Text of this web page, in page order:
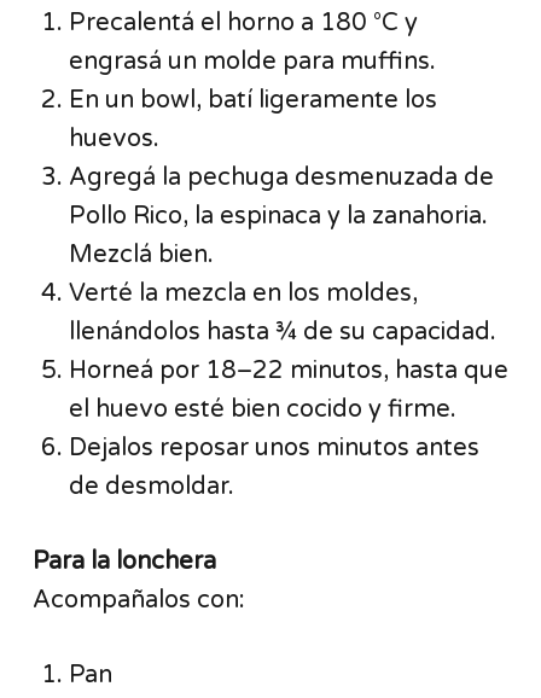
Precalentá el horno a 180 °C y
engrasá un molde para muffins.
En un bowl, batí ligeramente los
huevos.
Agregá la pechuga desmenuzada de
Pollo Rico, la espinaca y la zanahoria.
Mezclá bien.
Verté la mezcla en los moldes,
llenándolos hasta ¾ de su capacidad.
Horneá por 18–22 minutos, hasta que
el huevo esté bien cocido y firme.
Dejalos reposar unos minutos antes
de desmoldar.
Para la lonchera
Acompañalos con:
Pan